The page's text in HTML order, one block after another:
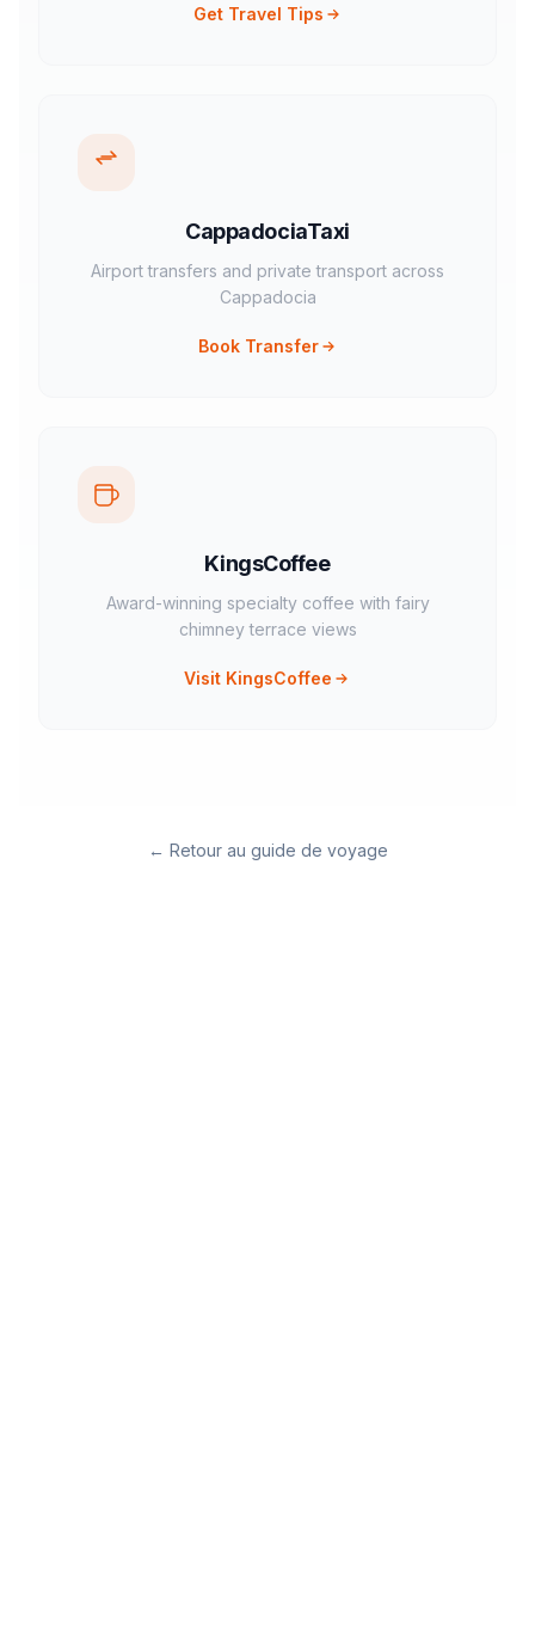
Get Travel Tips
CappadociaTaxi
Airport transfers and private transport across
Cappadocia
Book Transfer
KingsCoffee
Award-winning specialty coffee with fairy
chimney terrace views
Visit KingsCoffee
← Retour au guide de voyage